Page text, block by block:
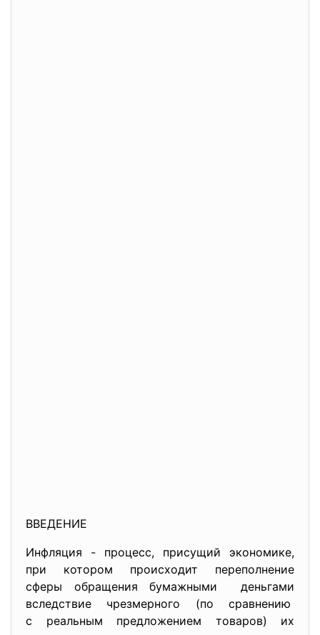
ВВЕДЕНИЕ
Инфляция - процесс, присущий экономике,
при котором происходит переполнение
сферы обращения бумажными деньгами
вследствие чрезмерного (по сравнению
с реальным предложением товаров) их